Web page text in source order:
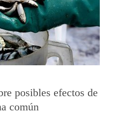
posibles efectos de
común